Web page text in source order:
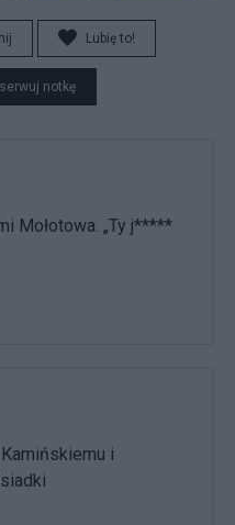
Lubię to!
notkę
Mołotowa. „Ty j*****
i